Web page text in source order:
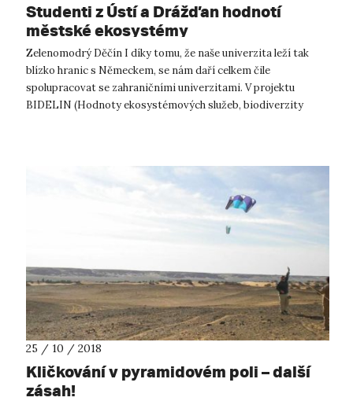
Studenti z Ústí a Drážďan hodnotí
městské ekosystémy
Zelenomodrý Děčín I díky tomu, že naše univerzita leží tak
blízko hranic s Německem, se nám daří celkem čile
spolupracovat se zahraničními univerzitami. V projektu
BIDELIN (Hodnoty ekosystémových služeb, biodiverzity
25 / 10 / 2018
Kličkování v pyramidovém poli – další
zásah!